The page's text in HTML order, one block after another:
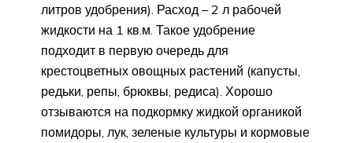
литров удобрения). Расход – 2 л рабочей
жидкости на 1 кв.м. Такое удобрение
подходит в первую очередь для
крестоцветных овощных растений (капусты,
редьки, репы, брюквы, редиса). Хорошо
отзываются на подкормку жидкой органикой
помидоры, лук, зеленые культуры и кормовые